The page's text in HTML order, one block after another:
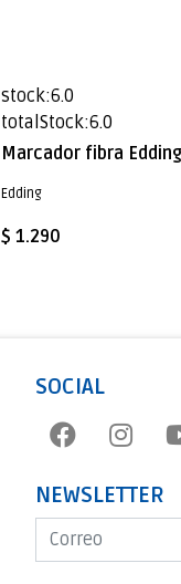
stock:6.0
totalStock:6.0
Edding
$ 1.290
SOCIAL
NEWSLETTER